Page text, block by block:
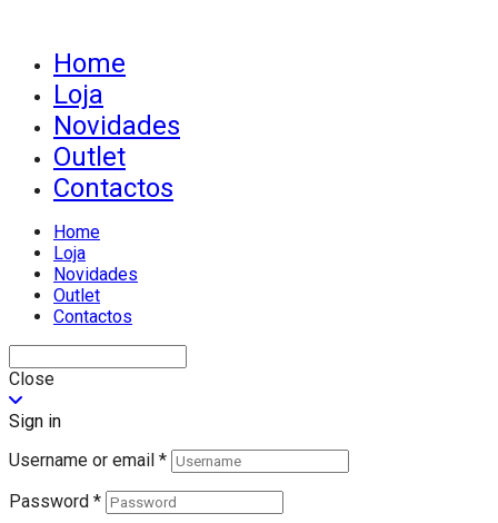
Home
Loja
Novidades
Outlet
Contactos
Home
Loja
Novidades
Outlet
Contactos
Close
Sign in
Username or email *
Password *